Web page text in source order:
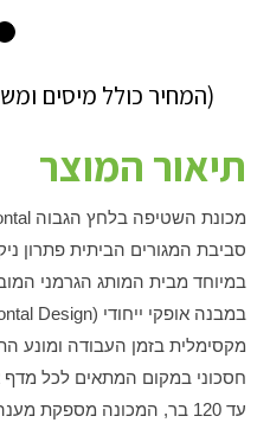
(המחיר כולל מיסים
תיאור המוצר
סביבת המגורים הביתית פתרון
במיוחד מבית המותג הגרמני
מקסימלית בזמן העבודה ומונע
חסכוני במקום המתאים לכל
עד 120 בר, המכונה מספקת